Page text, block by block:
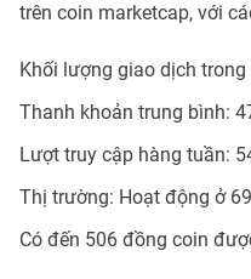
trên coin marketcap, với
Khối lượng giao dịch
Thanh khoản trung bình:
Lượt truy cập hàng tuần:
Thị trường: Hoạt động ở
Có đến 506 đồng coin